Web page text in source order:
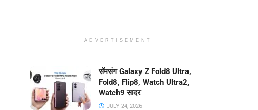
ADVERTISEMENT
सॅमसंग Galaxy Z Fold8 Ultra,
Fold8, Flip8, Watch Ultra2,
Watch9 सादर
JULY 24, 2026